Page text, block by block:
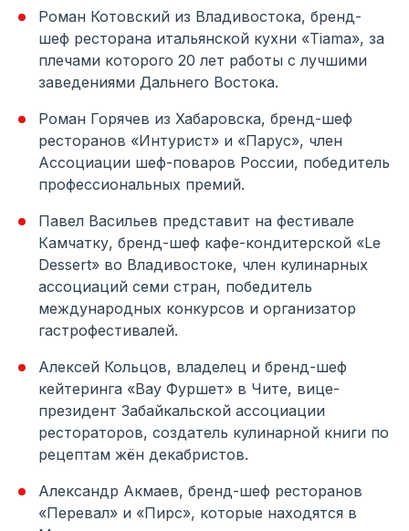
Роман Котовский из Владивостока, бренд-
шеф ресторана итальянской кухни «Tiama», за
плечами которого 20 лет работы с лучшими
заведениями Дальнего Востока.
Роман Горячев из Хабаровска, бренд-шеф
ресторанов «Интурист» и «Парус», член
Ассоциации шеф-поваров России, победитель
профессиональных премий.
Павел Васильев представит на фестивале
Камчатку, бренд-шеф кафе-кондитерской «Le
Dessert» во Владивостоке, член кулинарных
ассоциаций семи стран, победитель
международных конкурсов и организатор
гастрофестивалей.
Алексей Кольцов, владелец и бренд-шеф
кейтеринга «Вау Фуршет» в Чите, вице-
президент Забайкальской ассоциации
рестораторов, создатель кулинарной книги по
рецептам жён декабристов.
Александр Акмаев, бренд-шеф ресторанов
«Перевал» и «Пирс», которые находятся в